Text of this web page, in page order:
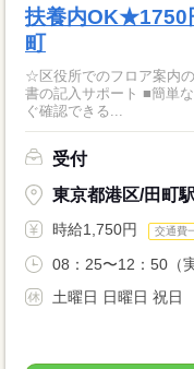
扶養内OK★1750
町
☆区役所でのフロア案内の
書の記入サポート ■簡単なお問い合わせ対応 ※分からないことはす
ぐ確認できる...
受付
東京都港区/田町
時給1,750円 交通費
08：25〜12：50（
土曜日 日曜日 祝日